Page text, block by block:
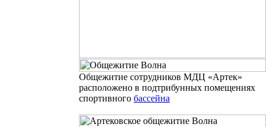
Общежитие сотрудников МДЦ «Артек»
расположено в подтрибунных помещениях
спортивного бассейна